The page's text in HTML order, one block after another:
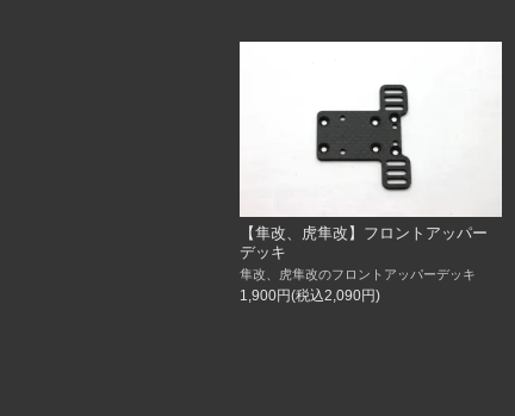
【隼改、虎隼改】フロントアッパー
デッキ
隼改、虎隼改のフロントアッパーデッキ
1,900円(税込2,090円)